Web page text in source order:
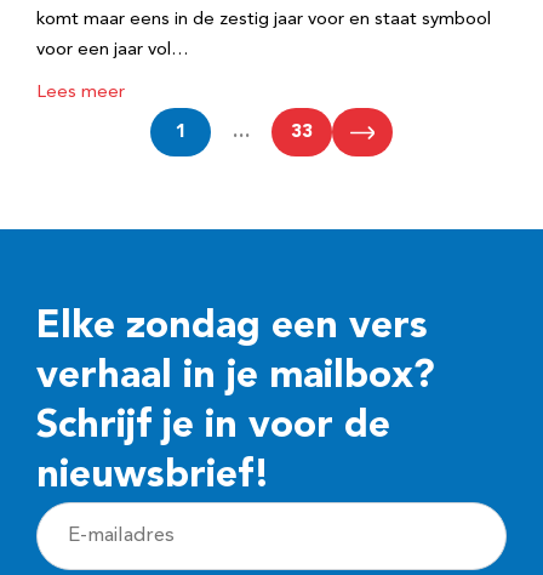
komt maar eens in de zestig jaar voor en staat symbool
voor een jaar vol…
Lees meer
1 … 33
Elke zondag een vers
verhaal in je mailbox?
Schrijf je in voor de
nieuwsbrief!
E
-